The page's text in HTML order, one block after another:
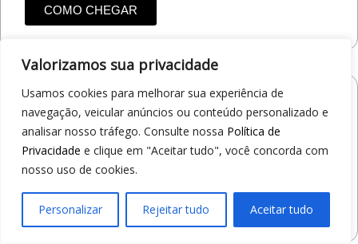
Valorizamos sua privacidade
Usamos cookies para melhorar sua experiência de
navegação, veicular anúncios ou conteúdo personalizado e
analisar nosso tráfego. Consulte nossa Política de
Privacidade e clique em "Aceitar tudo", você concorda com
nosso uso de cookies.
Personalizar Rejeitar tudo Aceitar tudo
COMO CHEGAR
Loja 1A99 – Shopping Praça Nova
Av. Carlos Pereira da Silva, 6000 - Jardim Guanabara
Araçatuba/SP
19
97414-5412
COMO CHEGAR